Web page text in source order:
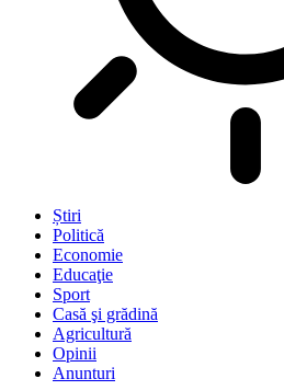
Știri
Politică
Economie
Educaţie
Sport
Casă şi grădină
Agricultură
Opinii
Anunturi